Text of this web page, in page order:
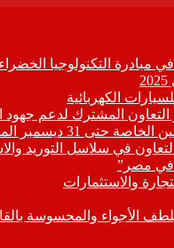
التكنولوجيا الخضراء
الكهربائية
التعاون المشترك لدعم جهود
31 ديسمبر المقبل
في سلاسل التوريد
في مصر”
والاستثمارات
الأجواء والمحسوسة